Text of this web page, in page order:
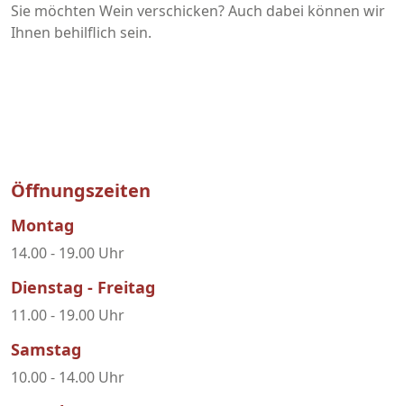
Öffnungszeiten
Montag
14.00 - 19.00 Uhr
Dienstag - Freitag
11.00 - 19.00 Uhr
Samstag
10.00 - 14.00 Uhr
Sie möchten Wein verschicken? Auch dabei können wir
Ihnen behilflich sein.